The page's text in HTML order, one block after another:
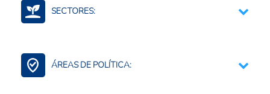
SECTORES:
Agroalimentario (total)
Cadena de Lácteos
ÁREAS DE POLÍTICA: